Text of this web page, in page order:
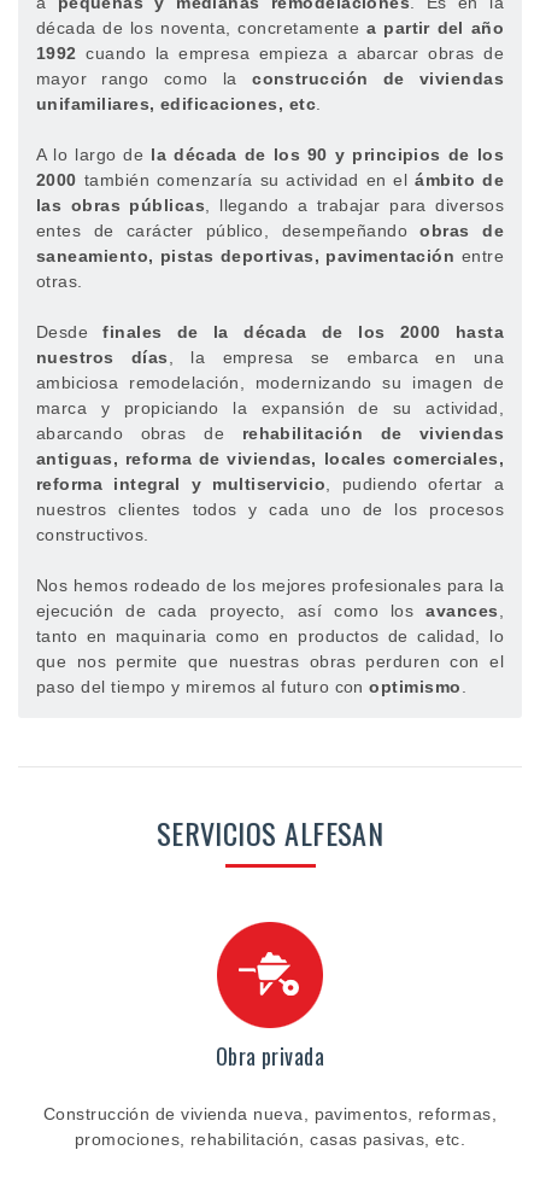
década de los noventa, concretamentea partir del año
1992 cuando la empresa empieza a abarcar obras de
mayor rango como laconstrucción de viviendas
unifamiliares, edificaciones, etc
A lo largo de la década de los 90 y principios de los
2000 también comenzaría su actividad en elámbito de
las obras públicas , llegando a trabajar para diversos
entes de carácter público, desempeñandoobras de
saneamiento, pistas deportivas, pavimentación entre
otras.
Desdefinales de la década de los 2000 hasta
nuestros días
, la empresa se embarca en una
ambiciosa remodelación, modernizando su imagen de
marca y propiciando la expansión de su actividad,
abarcando obras de rehabilitación de viviendas
antiguas, reforma de viviendas, locales comerciales,
reforma integral y multiservicio , pudiendo ofertar a
nuestros clientes todos y cada uno de los procesos
constructivos.
Nos hemos rodeado de los mejores profesionales para la
ejecución de cada proyecto, así como losavances
tanto en maquinaria como en productos de calidad, lo
que nos permite que nuestras obras perduren con el
paso del tiempo y miremos al futuro conoptimismo
SERVICIOS ALFESAN
Obra privada
Construcción de vivienda nueva, pavimentos, reformas,
promociones, rehabilitación, casas pasivas, etc.